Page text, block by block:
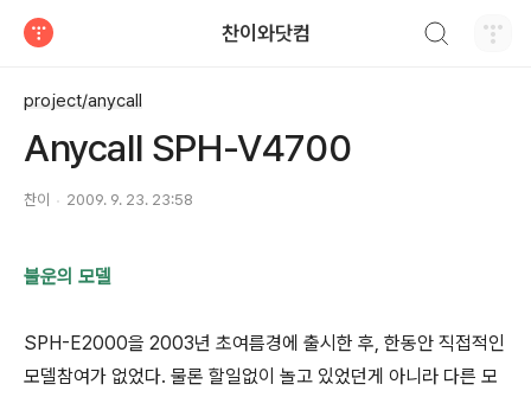
찬이와닷컴
project/anycall
Anycall SPH-V4700
찬이 2009. 9. 23. 23:58
불운의 모델
SPH-E2000을 2003년 초여름경에 출시한 후, 한동안 직접적인
모델참여가 없었다. 물론 할일없이 놀고 있었던게 아니라 다른 모